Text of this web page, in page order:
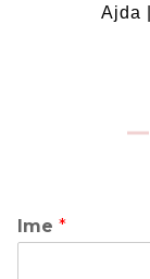
Ajda
Ime *